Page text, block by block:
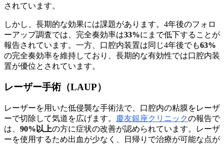
されています。
しかし、長期的な効果には課題があります。4年後のフォロ
ーアップ調査では、完全奏効率は33%にまで低下することが
報告されています。一方、口腔内装置は同じ4年後でも63%
の完全奏効率を維持しており、長期的な有効性では口腔内装
置が優位とされています。
レーザー手術（LAUP）
レーザーを用いた低侵襲な手術法で、口腔内の粘膜をレーザ
ーで切除して気道を広げます。
慶友銀座クリニックの報告で
は、 90%以上の方に症状の改善が認められています。レーザ
ーを使用するため出血が少なく、日帰りで治療が可能な点が